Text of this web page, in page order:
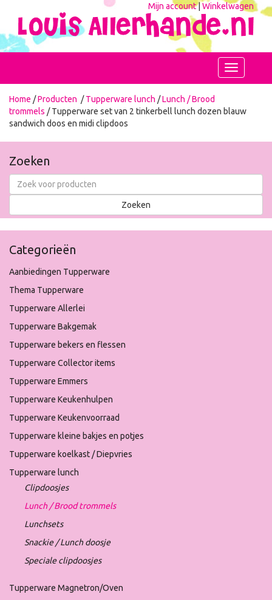
Mijn account|Winkelwagen
Toggle
navigation
Home /Producten /Tupperware lunch /Lunch / Brood
trommels / Tupperware set van 2 tinkerbell lunch dozen blauw
sandwich doos en midi clipdoos
Zoeken
Categorieën
Aanbiedingen Tupperware
Thema Tupperware
Tupperware Allerlei
Tupperware Bakgemak
Tupperware bekers en flessen
Tupperware Collector items
Tupperware Emmers
Tupperware Keukenhulpen
Tupperware Keukenvoorraad
Tupperware kleine bakjes en potjes
Tupperware koelkast / Diepvries
Tupperware lunch
Clipdoosjes
Lunch / Brood trommels
Lunchsets
Snackie / Lunch doosje
Speciale clipdoosjes
Tupperware Magnetron/Oven